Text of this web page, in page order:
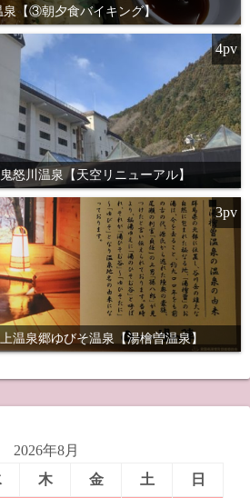
泉【③朝夕食バイキング】
怒川温泉【天空リニューアル】
4pv
温泉郷ゆびそ温泉【湯檜曽温泉】
3pv
2026年8月
木 金 土 日